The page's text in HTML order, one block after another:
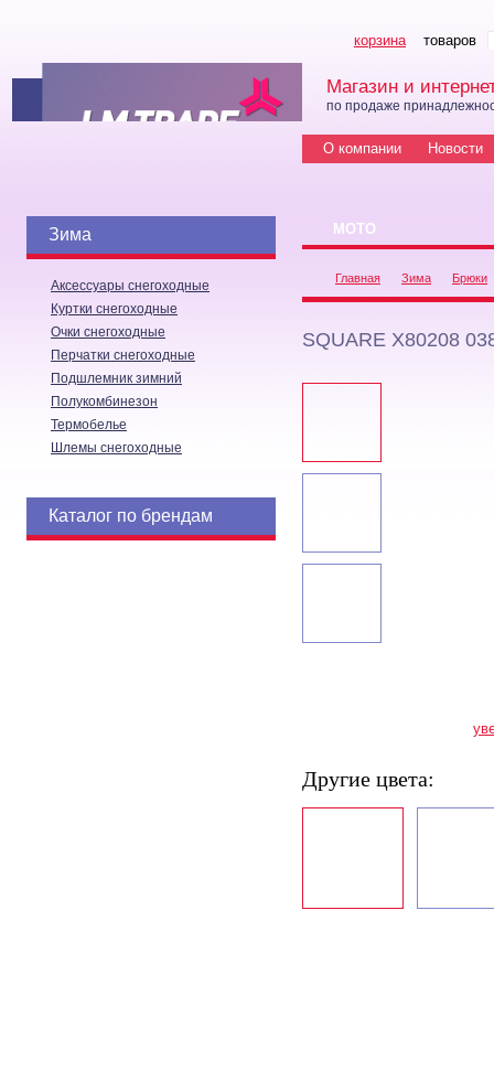
Зима
Аксессуары снегоходные
Куртки снегоходные
Очки снегоходные
Перчатки снегоходные
Подшлемник зимний
Полукомбинезон
Термобелье
Шлемы снегоходные
Каталог по брендам
корзина товаров
Магазин и
по продаже
О компании Новости
МОТО
Главная Зима Брюки
SQUARE X80208
Другие цвета: